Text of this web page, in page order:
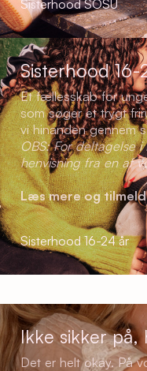
Sisterhood SOSU
Sisterhood 16-
Et fællesskab for
som søger et trygt
vi hinanden gennem
OBS: For deltagelse
henvisning fra en af
Læs mere og
Sisterhood 16-24 år
Ikke sikker på,
Det er helt okay. På